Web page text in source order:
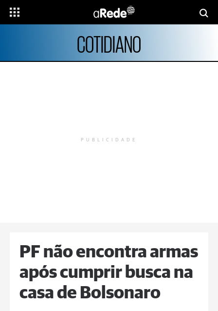
COTIDIANO
PUBLICIDADE
PF não encontra armas
após cumprir busca na
casa de Bolsonaro